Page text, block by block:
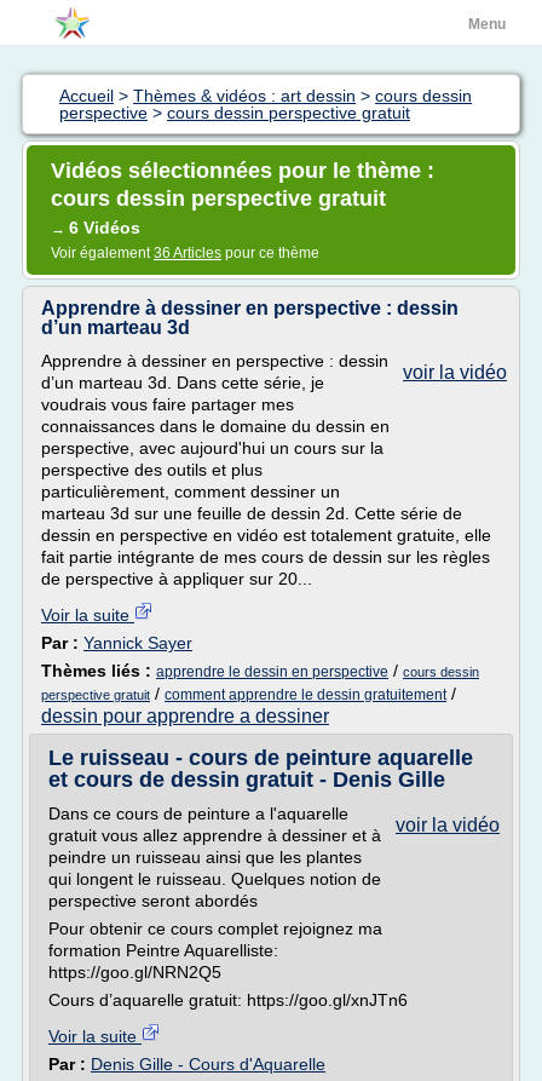
Menu
Accueil > Thèmes & vidéos : art dessin > cours dessin
perspective > cours dessin perspective gratuit
Vidéos sélectionnées pour le thème :
cours dessin perspective gratuit
→ 6 Vidéos
Voir également36 Articles pour ce thème
Apprendre à dessiner en perspective : dessin
d’un marteau 3d
voir la vidéo
Apprendre à dessiner en perspective : dessin
d’un marteau 3d. Dans cette série, je
voudrais vous faire partager mes
connaissances dans le domaine du dessin en
perspective, avec aujourd'hui un cours sur la
perspective des outils et plus
particulièrement, comment dessiner un
marteau 3d sur une feuille de dessin 2d. Cette série de
dessin en perspective en vidéo est totalement gratuite, elle
fait partie intégrante de mes cours de dessin sur les règles
de perspective à appliquer sur 20...
Voir la suite
Par : Yannick Sayer
Thèmes liés : apprendre le dessin en perspective / cours dessin
perspective gratuit / comment apprendre le dessin gratuitement/
dessin pour apprendre a dessiner
Le ruisseau - cours de peinture aquarelle
et cours de dessin gratuit - Denis Gille
voir la vidéo
Dans ce cours de peinture a l'aquarelle
gratuit vous allez apprendre à dessiner et à
peindre un ruisseau ainsi que les plantes
qui longent le ruisseau. Quelques notion de
perspective seront abordés
Pour obtenir ce cours complet rejoignez ma
formation Peintre Aquarelliste:
https://goo.gl/NRN2Q5
Cours d’aquarelle gratuit: https://goo.gl/xnJTn6
Voir la suite
Par : Denis Gille - Cours d'Aquarelle